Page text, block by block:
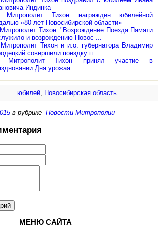
Индинка
Митрополит Тихон награжден юбилейной
«80 лет Новосибирской области»
Митрополит Тихон: "Возрождение Поезда Памяти
и возрождению Новос ...
Митрополит Тихон и и.о. губернатора Владимир
совершили поездку п ...
Митрополит Тихон принял участие в
Дня урожая
юбилей, Новосибирская область
в рубрике Новости Митрополии
МЕНЮ САЙТА